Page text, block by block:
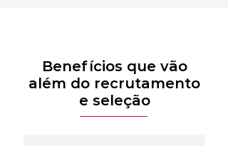
Benefícios que vão
além do recrutamento
e seleção